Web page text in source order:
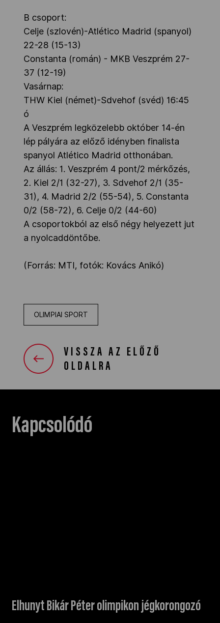
B csoport:
Celje (szlovén)-Atlético Madrid (spanyol)
22-28 (15-13)
Constanta (román) - MKB Veszprém 27-
37 (12-19)
Vasárnap:
THW Kiel (német)-Sdvehof (svéd) 16:45
ó
A Veszprém legközelebb október 14-én
lép pályára az előző idényben finalista
spanyol Atlético Madrid otthonában.
Az állás: 1. Veszprém 4 pont/2 mérkőzés,
2. Kiel 2/1 (32-27), 3. Sdvehof 2/1 (35-
31), 4. Madrid 2/2 (55-54), 5. Constanta
0/2 (58-72), 6. Celje 0/2 (44-60)
A csoportokból az első négy helyezett jut
a nyolcaddöntőbe.
(Forrás: MTI, fotók: Kovács Anikó)
OLIMPIAI SPORT
VISSZA AZ ELŐZŐ
OLDALRA
Kapcsolódó
Elhunyt Bikár Péter olimpikon jégkorongozó